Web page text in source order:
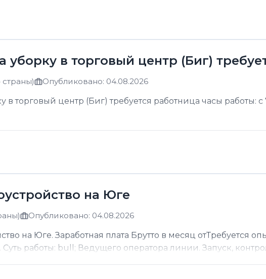
уборку в торговый центр (Биг)
Опубликовано: 04.08.2026
торговый центр (Биг) требуется работница часы работы: с
на Юге
Опубликовано: 04.08.2026
на Юге. Заработная плата Брутто в месяц отТребуется
работы: bull; Ведущего оператора линии. Запуск,